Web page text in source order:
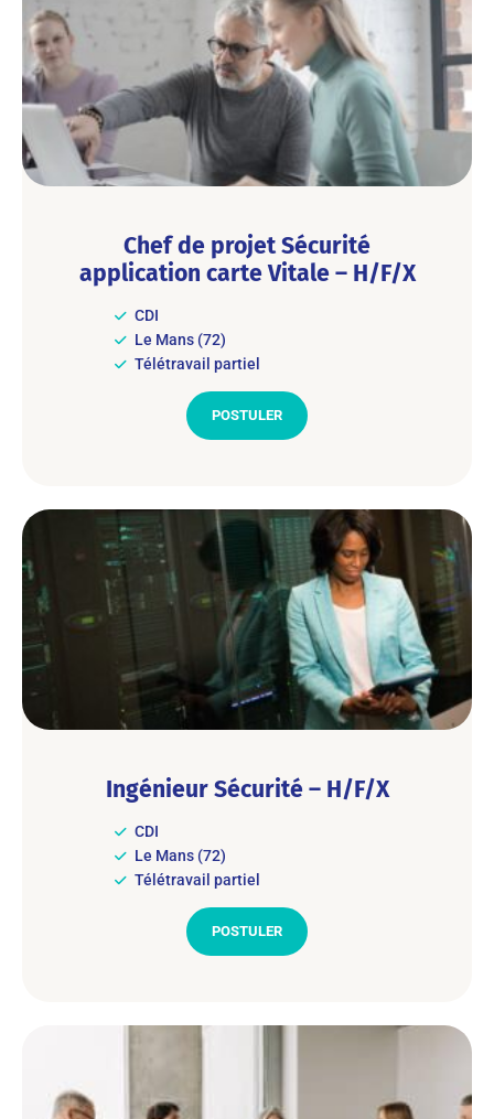
Chef de projet Sécurité
application carte Vitale – H/F/X
CDI
Le Mans (72)
Télétravail partiel
POSTULER
Ingénieur Sécurité – H/F/X
CDI
Le Mans (72)
Télétravail partiel
POSTULER